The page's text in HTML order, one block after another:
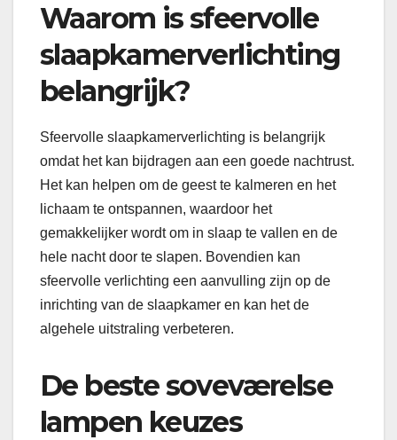
Waarom is sfeervolle
slaapkamerverlichting
belangrijk?
Sfeervolle slaapkamerverlichting is belangrijk
omdat het kan bijdragen aan een goede nachtrust.
Het kan helpen om de geest te kalmeren en het
lichaam te ontspannen, waardoor het
gemakkelijker wordt om in slaap te vallen en de
hele nacht door te slapen. Bovendien kan
sfeervolle verlichting een aanvulling zijn op de
inrichting van de slaapkamer en kan het de
algehele uitstraling verbeteren.
De beste soveværelse
lampen keuzes